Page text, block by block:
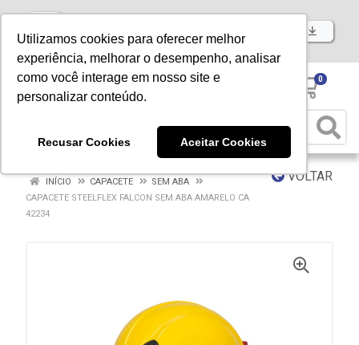
Utilizamos cookies para oferecer melhor
experiência, melhorar o desempenho, analisar
como você interage em nosso site e
personalizar conteúdo.
Recusar Cookies Aceitar Cookies
Baixe já nosso APP
0
VOLTAR
INÍCIO CAPACETE
SEM ABA
CAPACETE STEELFLEX FALCON SEM ABA AMARELO CA
42234